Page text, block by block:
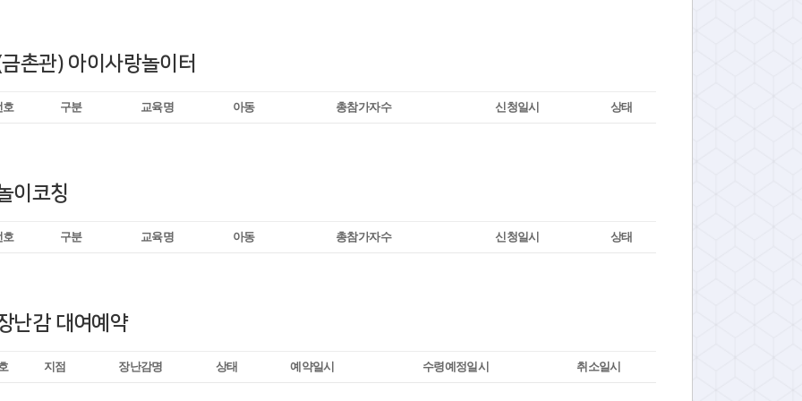
촌관) 아이사랑놀이터
호 구분 교육명 아동 총참가자수 신청일시 상태
이코칭
호 구분 교육명 아동 총참가자수 신청일시 상태
난감 대여예약
지점 장난감명 상태 예약일시 수령예정일시 취소일시